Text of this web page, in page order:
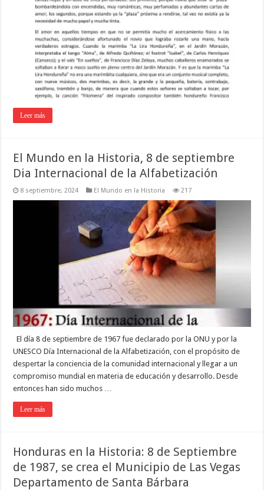
Leer más
El Mundo en la Historia, 8 de septiembre
Dia Internacional de la Alfabetización
8 septiembre, 2024 El Mundo en la Historia 217
El día 8 de septiembre de 1967 fue declarado por la ONU y por la
UNESCO Día Internacional de la Alfabetización, con el propósito de
despertar la conciencia de la comunidad internacional y llegar a un
compromiso mundial en materia de educación y desarrollo. Desde
entonces han sido muchos …
Leer más
Honduras en la Historia: 8 de Septiembre
de 1987, se crea el Municipio de Las Vegas
Departamento de Santa Bárbara